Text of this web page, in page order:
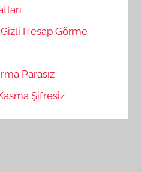
Hesap Görme
Parasız
Şifresiz